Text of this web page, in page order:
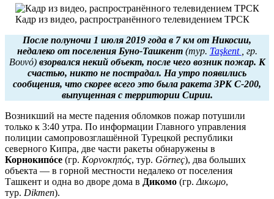
Кадр из видео, распространённого телевидением ТРСК
После полуночи 1 июля 2019 года в 7 км от Никосии,
недалеко от поселения Буно-Ташкент(тур. Taşkent
, гр.
Βουνό)взорвался некий объект, после чего возник пожар. К
счастью, никто не пострадал. На утро появились
сообщения, что скорее всего это была ракета ЗРК С-200,
выпущенная с территории Сирии.
Возникший на месте падения обломков пожар потушили
только к 3:40 утра. По информации Главного управления
полиции самопровозглашённой Турецкой республики
северного Кипра, две части ракеты обнаружены в
Корнокипóсе (гр. Κορνοκηπός, тур. Görneç), два больших
объекта — в горной местности недалеко от поселения
Ташкент и одна во дворе дома в Дикомо (гр. Δικωμο,
тур. Dikmen).